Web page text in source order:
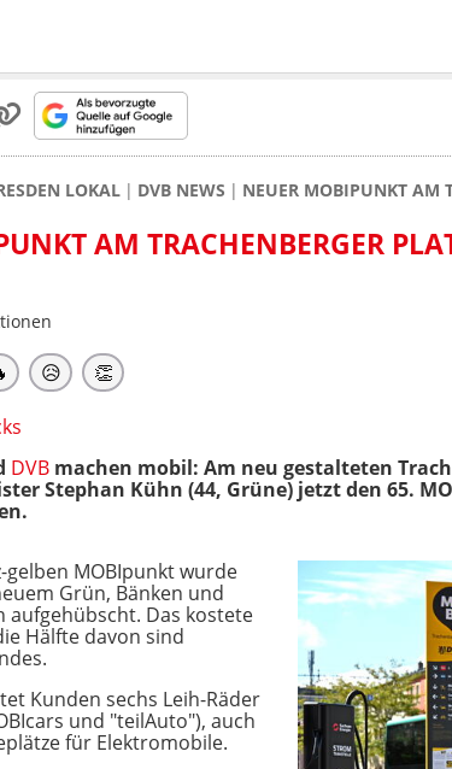
LOKAL DVB NEWS NEUER MOBIPUNKT AM
AM TRACHENBERGER
😥 👏
DVB machen mobil: Am neu gestalteten
Stephan Kühn (44, Grüne) jetzt den 65.
gelben MOBIpunkt wurde
Grün, Bänken und
aufgehübscht. Das kostete
Hälfte davon sind
Kunden sechs Leih-Räder
und "teilAuto"), auch
für Elektromobile.